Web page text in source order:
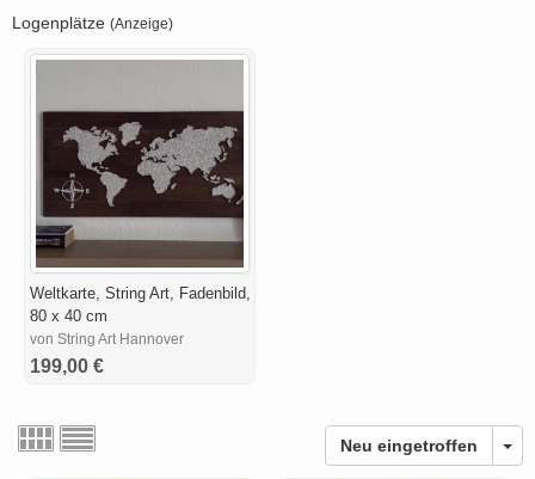
Logenplätze (Anzeige)
Weltkarte, String Art, Fadenbild,
80 x 40 cm
von String Art Hannover
199,00 €
Neu eingetroffen